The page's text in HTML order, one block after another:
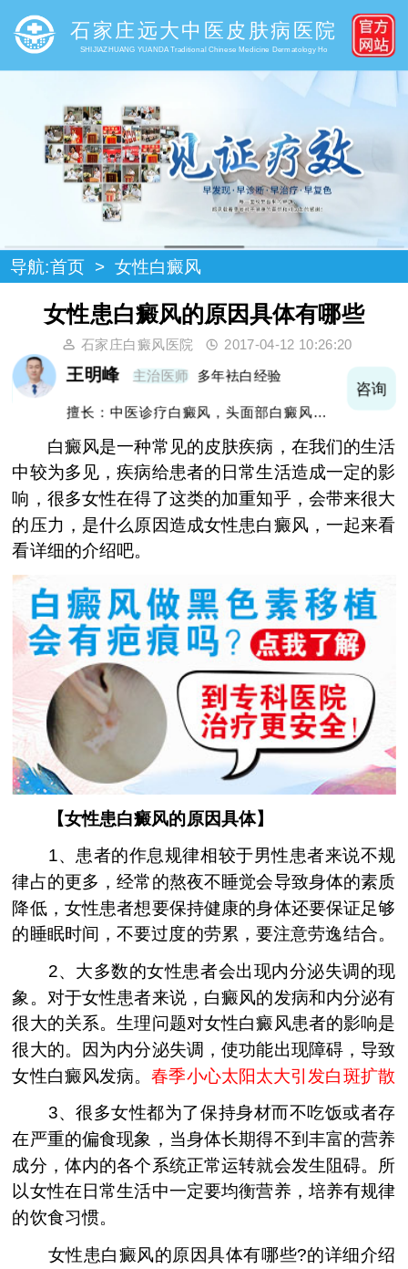
石家庄远大中医皮肤病医院
SHIJIAZHUANG YUANDA Traditional Chinese Medicine Dermatology Ho
导航:首页 > 女性白癜风
女性患白癜风的原因具体有哪些
石家庄白癜风医院 2017-04-12 10:26:20
王明峰 主治医师 多年袪白经验
擅长：中医诊疗白癜风，头面部白癜风，青
咨询
白癜风是一种常见的皮肤疾病，在我们的生活
中较为多见，疾病给患者的日常生活造成一定的影
响，很多女性在得了这类的加重知乎，会带来很大
的压力，是什么原因造成女性患白癜风，一起来看
看详细的介绍吧。
【女性患白癜风的原因具体】
1、患者的作息规律相较于男性患者来说不规
律占的更多，经常的熬夜不睡觉会导致身体的素质
降低，女性患者想要保持健康的身体还要保证足够
的睡眠时间，不要过度的劳累，要注意劳逸结合。
2、大多数的女性患者会出现内分泌失调的现
象。对于女性患者来说，白癜风的发病和内分泌有
很大的关系。生理问题对女性白癜风患者的影响是
很大的。因为内分泌失调，使功能出现障碍，导致
女性白癜风发病。春季小心太阳太大引发白斑扩散
3、很多女性都为了保持身材而不吃饭或者存
在严重的偏食现象，当身体长期得不到丰富的营养
成分，体内的各个系统正常运转就会发生阻碍。所
以女性在日常生活中一定要均衡营养，培养有规律
的饮食习惯。
女性患白癜风的原因具体有哪些?的详细介绍